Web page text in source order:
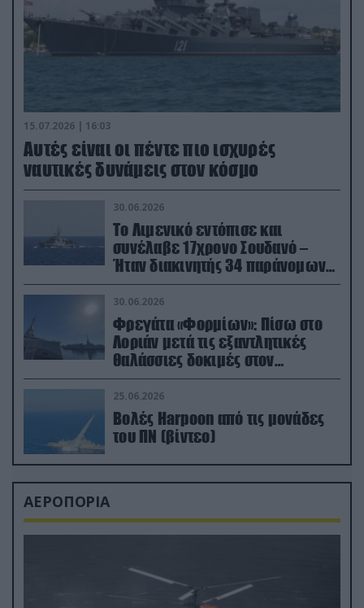
15.07.2026 | 16:03
Aυτές είναι οι πέντε πιο ισχυρές
ναυτικές δυνάμεις στον κόσμο
30.06.2026
Το Λιμενικό εντόπισε και
συνέλαβε 17χρονο Σουδανό –
Ήταν διακινητής 34 παράνομων
μεταναστών
30.06.2026
Φρεγάτα «Φορμίων»: Πίσω στο
Λοριάν μετά τις εξαντλητικές
θαλάσσιες δοκιμές στον
απαιτητικό Βισκαϊκό
25.06.2026
Βολές Harpoon από τις μονάδες
του ΠΝ (βίντεο)
ΑΕΡΟΠΟΡΙΑ